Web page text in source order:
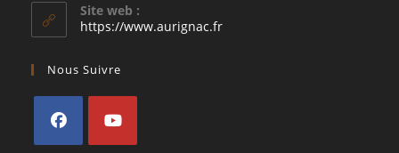
application
Site web :
https://www.aurignac.fr
Nous Suivre